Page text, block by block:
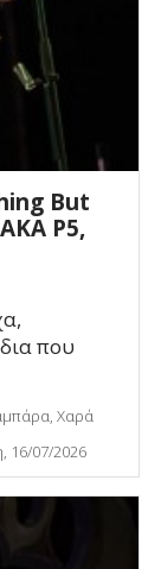
But
P5,
που
Χαρά
16/07/2026